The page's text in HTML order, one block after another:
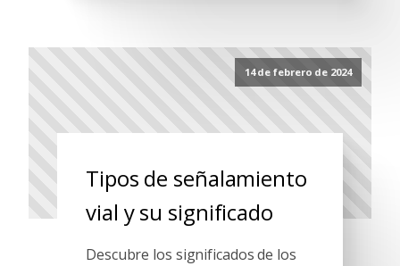
14 de febrero de 2024
Tipos de señalamiento
vial y su significado
Descubre los significados de los